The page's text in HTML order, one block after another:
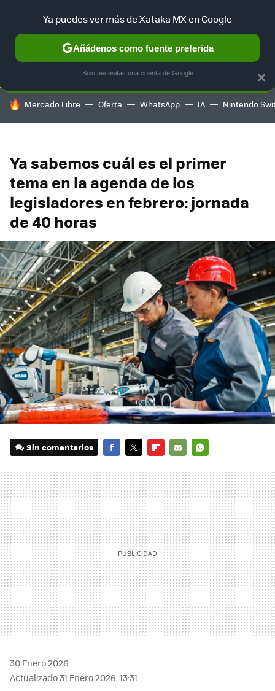
SELECCIÓN GAMING HOME AUTO TERRITORIO
HOY SE HABLA DE
Mercado Libre Oferta WhatsApp IA Nintendo
Ya sabemos cuál es el primer
tema en la agenda de los
legisladores en febrero: jornada
de 40 horas
Sin comentarios
MAIL
30 Enero 2026
Actualizado 31 Enero 2026, 13:31
×
Ya puedes ver más de Xataka MX en Google
Añádenos como fuente preferida
Solo necesitas una cuenta de Google